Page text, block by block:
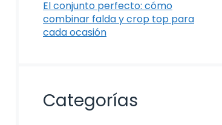
El conjunto perfecto: cómo
combinar falda y crop top para
cada ocasión
Categorías